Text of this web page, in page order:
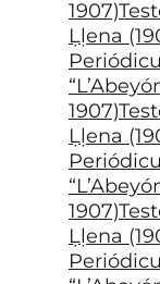
Ḷḷena
Ḷḷena
Ḷḷena